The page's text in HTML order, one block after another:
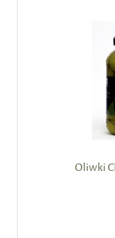
Oliwki